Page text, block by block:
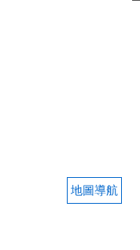
老闆很好，設
地圖導航